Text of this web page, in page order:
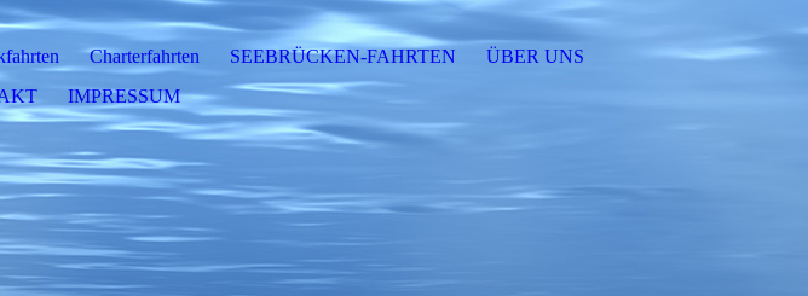
Charterfahrten SEEBRÜCKEN-FAHRTEN
ÜBER UNS
IMPRESSUM